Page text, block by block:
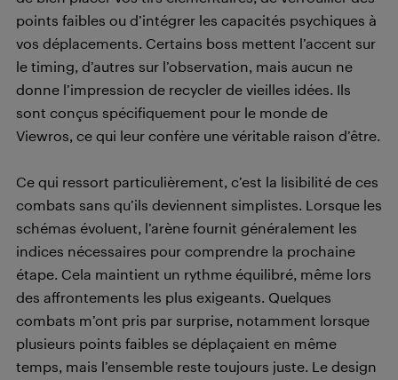
points faibles ou d’intégrer les capacités psychiques à
vos déplacements. Certains boss mettent l’accent sur
le timing, d’autres sur l’observation, mais aucun ne
donne l’impression de recycler de vieilles idées. Ils
sont conçus spécifiquement pour le monde de
Viewros, ce qui leur confère une véritable raison d’être.
Ce qui ressort particulièrement, c’est la lisibilité de ces
combats sans qu’ils deviennent simplistes. Lorsque les
schémas évoluent, l’arène fournit généralement les
indices nécessaires pour comprendre la prochaine
étape. Cela maintient un rythme équilibré, même lors
des affrontements les plus exigeants. Quelques
combats m’ont pris par surprise, notamment lorsque
plusieurs points faibles se déplaçaient en même
temps, mais l’ensemble reste toujours juste. Le design